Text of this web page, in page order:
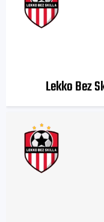
Lekko Bez